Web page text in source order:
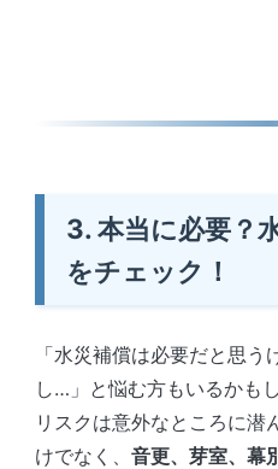
3. 本当に必要？
をチェック！
「水災補償は必要だと思う
し…」と悩む方もいるかも
リスクは意外なところに潜
けでなく、 音更、芽室、幕